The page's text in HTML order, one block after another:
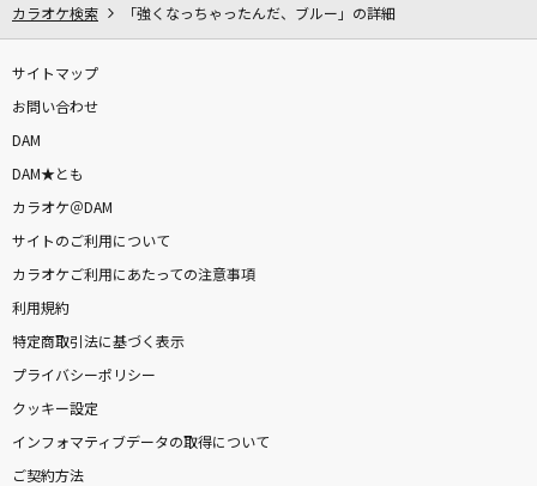
カラオケ検索 「強くなっちゃったんだ、ブルー」の詳細
サイトマップ
お問い合わせ
DAM
DAM★とも
カラオケ＠DAM
サイトのご利用について
カラオケご利用にあたっての注意事項
利用規約
特定商取引法に基づく表示
プライバシーポリシー
クッキー設定
インフォマティブデータの取得について
ご契約方法